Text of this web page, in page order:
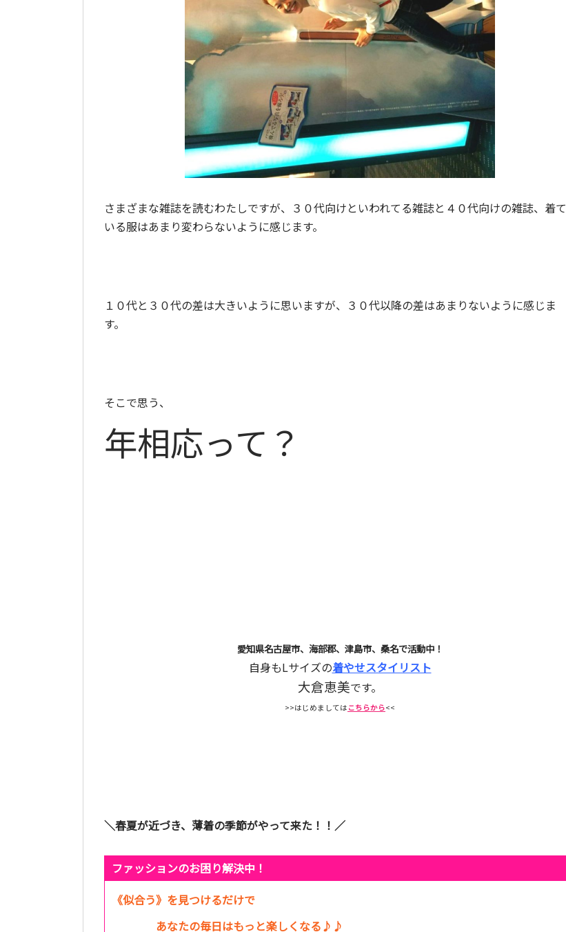
さまざまな雑誌を読むわたしですが、３０代向けといわれてる雑誌と４０代向けの雑誌、着て
いる服はあまり変わらないように感じます。
１０代と３０代の差は大きいように思いますが、３０代以降の差はあまりないように感じま
す。
そこで思う、
年相応って？
愛知県名古屋市、海部郡、津島市、桑名で活動中！
自身もLサイズの着やせスタイリスト
大倉恵美です。
>>はじめましては こちらから<<
＼春夏が近づき、薄着の季節がやって来た！！／
ファッションのお困り解決中！
《似合う》を見つけるだけで
あなたの毎日はもっと楽しくなる♪♪